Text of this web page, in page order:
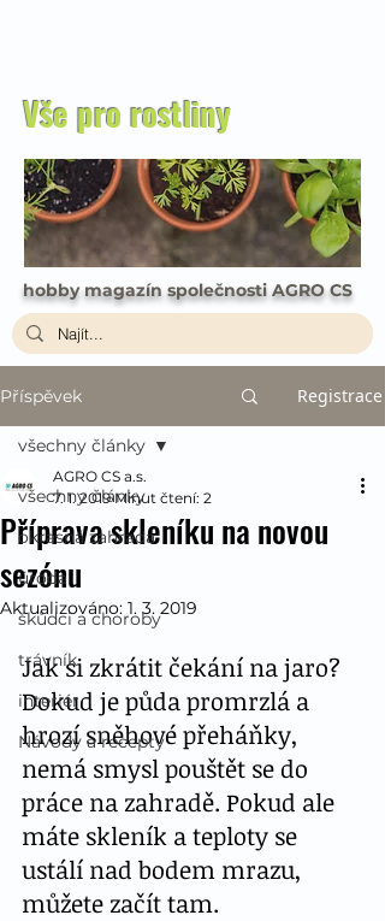
Vše pro rostliny
hobby magazín společnosti AGRO CS
Příspěvek Registrace
všechny články
okrasná zahrada
úroda
škůdci a choroby
trávník
interiér
Návody a recepty
všechny články
Příprava skleníku na novou
sezónu
AGRO CS a.s.
7. 1. 2019 Minut čtení: 2
Aktualizováno: 1. 3. 2019
Jak si zkrátit čekání na jaro?
Dokud je půda promrzlá a
hrozí sněhové přeháňky,
nemá smysl pouštět se do
práce na zahradě. Pokud ale
máte skleník a teploty se
ustálí nad bodem mrazu,
můžete začít tam.